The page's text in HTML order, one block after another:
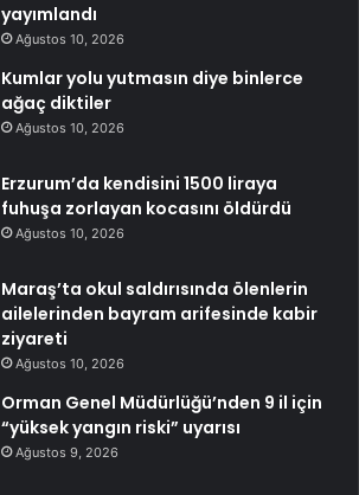
yayımlandı
Ağustos 10, 2026
Kumlar yolu yutmasın diye binlerce
ağaç diktiler
Ağustos 10, 2026
Erzurum’da kendisini 1500 liraya
fuhuşa zorlayan kocasını öldürdü
Ağustos 10, 2026
Maraş’ta okul saldırısında ölenlerin
ailelerinden bayram arifesinde kabir
ziyareti
Ağustos 10, 2026
Orman Genel Müdürlüğü’nden 9 il için
“yüksek yangın riski” uyarısı
Ağustos 9, 2026